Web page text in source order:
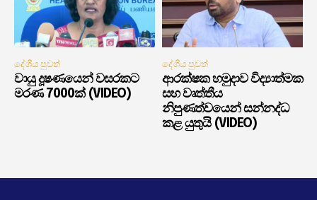
දේශීය පුවත්
වායු දූෂණයෙන් වසරකට
මරණ 7000ක් (VIDEO)
දේශීය පුවත්
ආරක්ෂක හමුදාව විද්‍යාත්මක
සහ වෘත්තීය
නිපුණත්වයෙන් සන්නද්ධ
කළ යුතුයි (VIDEO)